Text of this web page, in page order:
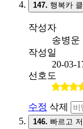
147. 행복카
작성자
송병운
작성일
20-03-
선호도
수정 삭제
146. 빠르고